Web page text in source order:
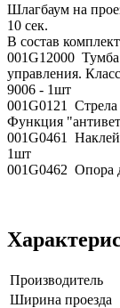
Шлагбаум на
10 сек.
В состав
001G12000
управления.
9006 - 1шт
001G0121 Стрела
Функция
001G0461
1шт
001G0462 Опора
Производитель
Ширина проезда